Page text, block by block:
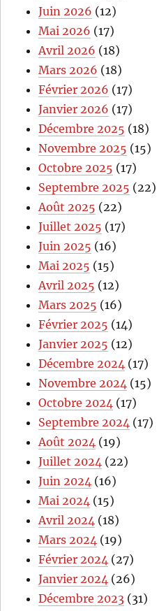
Juin 2026 (12)
Mai 2026 (17)
Avril 2026 (18)
Mars 2026 (18)
Février 2026 (17)
Janvier 2026 (17)
Décembre 2025 (18)
Novembre 2025 (15)
Octobre 2025 (17)
Septembre 2025 (22)
Août 2025 (22)
Juillet 2025 (17)
Juin 2025 (16)
Mai 2025 (15)
Avril 2025 (12)
Mars 2025 (16)
Février 2025 (14)
Janvier 2025 (12)
Décembre 2024 (17)
Novembre 2024 (15)
Octobre 2024 (17)
Septembre 2024 (17)
Août 2024 (19)
Juillet 2024 (22)
Juin 2024 (16)
Mai 2024 (15)
Avril 2024 (18)
Mars 2024 (19)
Février 2024 (27)
Janvier 2024 (26)
Décembre 2023 (31)